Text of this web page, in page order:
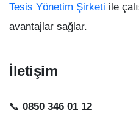
Tesis Yönetim Şirketi ile
avantajlar sağlar.
İletişim
📞 0850 346 01 12